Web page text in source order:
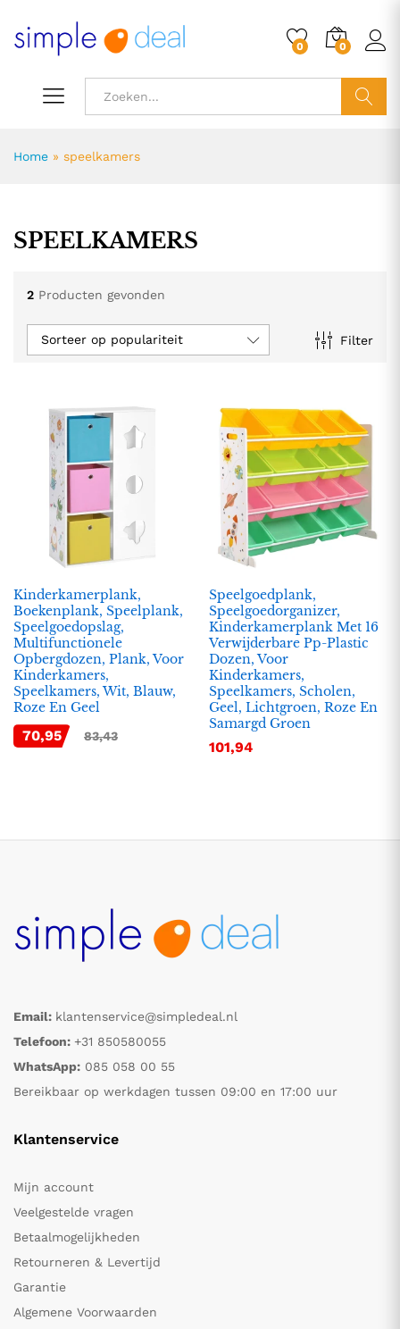
0 0
Home » speelkamers
SPEELKAMERS
2 Producten gevonden
Filter
Sorteer op populariteit
Kinderkamerplank,
Boekenplank, Speelplank,
Speelgoedopslag,
Multifunctionele
Opbergdozen, Plank, Voor
Kinderkamers,
Speelkamers, Wit, Blauw,
Roze En Geel
70,95 83,43
Speelgoedplank,
Speelgoedorganizer,
Kinderkamerplank Met 16
Verwijderbare Pp-Plastic
Dozen, Voor
Kinderkamers,
Speelkamers, Scholen,
Geel, Lichtgroen, Roze En
Samargd Groen
101,94
Email: klantenservice@simpledeal.nl
Telefoon: +31 850580055
WhatsApp: 085 058 00 55
Bereikbaar op werkdagen tussen 09:00 en 17:00 uur
Klantenservice
Mijn account
Veelgestelde vragen
Betaalmogelijkheden
Retourneren & Levertijd
Garantie
Algemene Voorwaarden